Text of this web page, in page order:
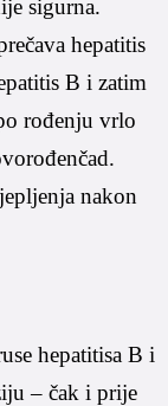
sigurna.
hepatitis
B i zatim
rođenju vrlo
nakon
hepatitisa B i
– čak i prije